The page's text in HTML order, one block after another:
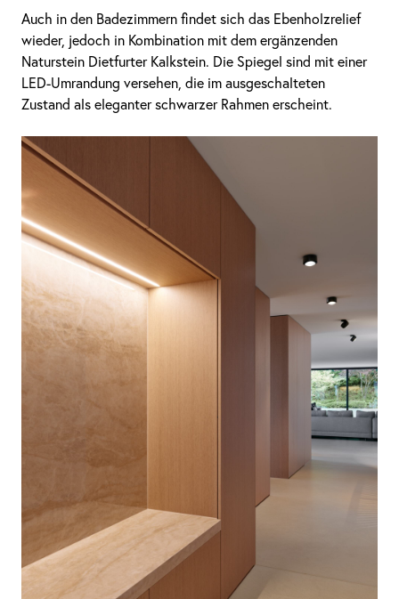
Auch in den Badezimmern findet sich das Ebenholzrelief
wieder, jedoch in Kombination mit dem ergänzenden
Naturstein Dietfurter Kalkstein. Die Spiegel sind mit einer
LED-Umrandung versehen, die im ausgeschalteten
Zustand als eleganter schwarzer Rahmen erscheint.